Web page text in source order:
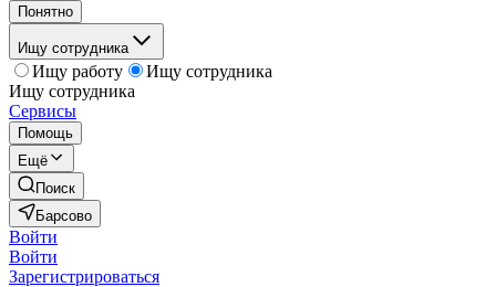
Понятно
Ищу сотрудника
Ищу работу
Ищу сотрудника
Ищу сотрудника
Сервисы
Помощь
Ещё
Поиск
Барсово
Войти
Войти
Зарегистрироваться